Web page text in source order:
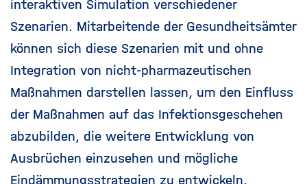
interaktiven Simulation verschiedener
Szenarien. Mitarbeitende der Gesundheitsämter
können sich diese Szenarien mit und ohne
Integration von nicht-pharmazeutischen
Maßnahmen darstellen lassen, um den Einfluss
der Maßnahmen auf das Infektionsgeschehen
abzubilden, die weitere Entwicklung von
Ausbrüchen einzusehen und mögliche
Eindämmungsstrategien zu entwickeln.